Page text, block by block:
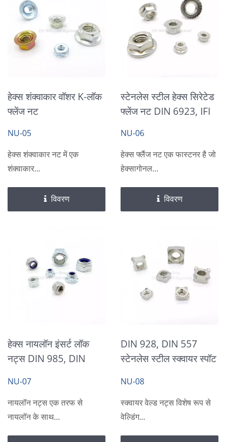
हेक्स शंक्वाकार वॉशर K-लॉक
फ्लेंज नट
NU-05
हेक्स शंक्वाकार नट में एक
शंक्वाकार...
विवरण
स्टेनलेस स्टील हेक्स सिरेटेड
फ्लेंज नट DIN 6923, IFI
NU-06
हेक्स फ्लैंज नट एक फास्टनर है जो
हेक्सागोनल...
विवरण
हेक्स नायलॉन इंसर्ट लॉक
नट्स DIN 985, DIN
NU-07
नायलॉन नट्स एक तरफ से
नायलॉन के साथ...
DIN 928, DIN 557
स्टेनलेस स्टील स्क्वायर स्पॉट
NU-08
स्क्वायर वेल्ड नट्स विशेष रूप से
वेल्डिंग...